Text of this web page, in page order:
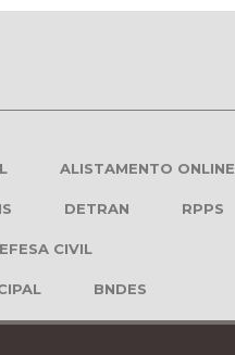
ALISTAMENTO ONLINE
DETRAN RPPS
CIVIL
BNDES